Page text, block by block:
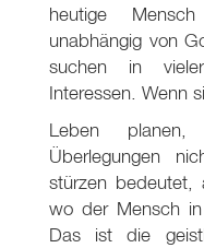
heutige
unabhängig von
suchen in
Interessen. Wenn
Leben
Überlegungen
stürzen bedeutet,
wo der Mensch
Das ist die